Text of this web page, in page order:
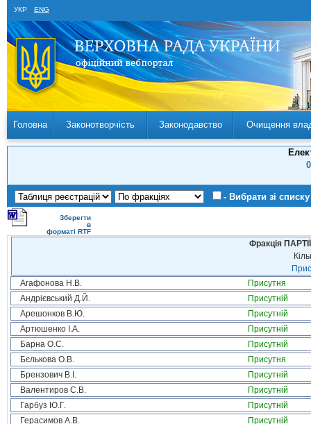
УКР ENG
Головна Законотворчість Законодавство Очищення
- Вибрати зі списку
Зберегти
в
форматі RTF
Фракція
Агафонова Н.В.
Присутня
Андрієвський Д.Й.
Присутній
Арешонков В.Ю.
Присутній
Артюшенко І.А.
Присутній
Барна О.С.
Присутній
Бєлькова О.В.
Присутня
Брензович В.І.
Присутній
Валентиров С.В.
Присутній
Гарбуз Ю.Г.
Присутній
Герасимов А.В.
Присутній